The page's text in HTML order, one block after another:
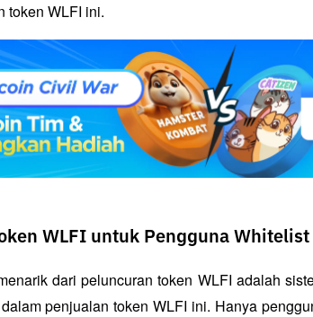
token WLFI ini.
WLFI untuk Pengguna Whitelist
dari peluncuran token WLFI adalah
penjualan token WLFI ini. Hanya